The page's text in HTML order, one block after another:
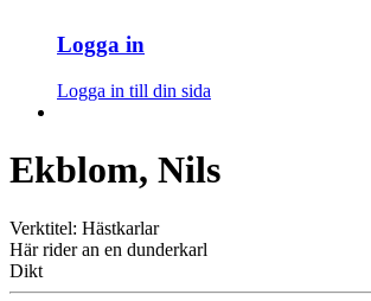
Logga in
Logga in till din sida
Ekblom, Nils
Verktitel: Hästkarlar
Här rider an en dunderkarl
Dikt